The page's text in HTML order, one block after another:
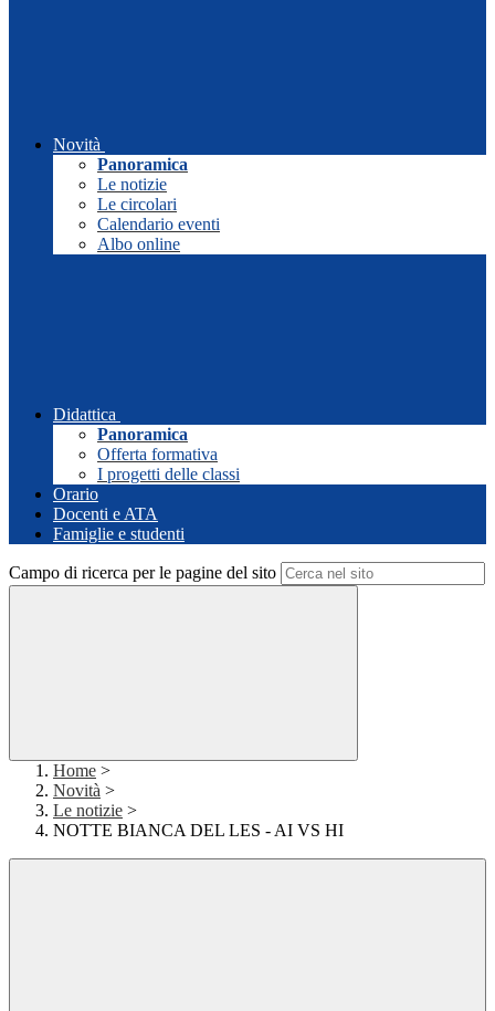
Novità
Panoramica
Le notizie
Le circolari
Calendario eventi
Albo online
Didattica
Panoramica
Offerta formativa
I progetti delle classi
Orario
Docenti e ATA
Famiglie e studenti
Campo di ricerca per le pagine del sito
Home >
Novità >
Le notizie >
NOTTE BIANCA DEL LES - AI VS HI